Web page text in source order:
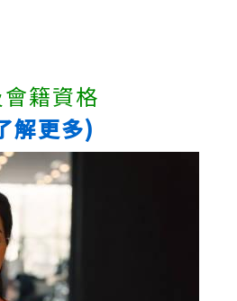
籍資格
解更多)